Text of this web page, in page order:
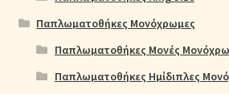
Παπλωματοθήκες Μονόχρωμες
Παπλωματοθήκες Μονές
Παπλωματοθήκες Ημίδιπλες